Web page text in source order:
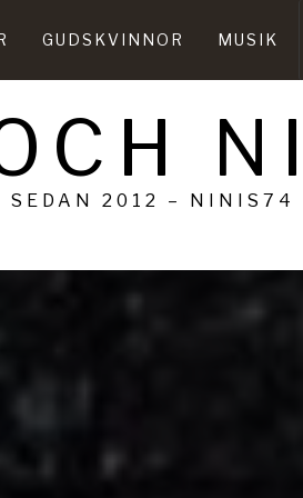
GUDSKVINNOR MUSIK
SEDAN 2012 – NINIS74